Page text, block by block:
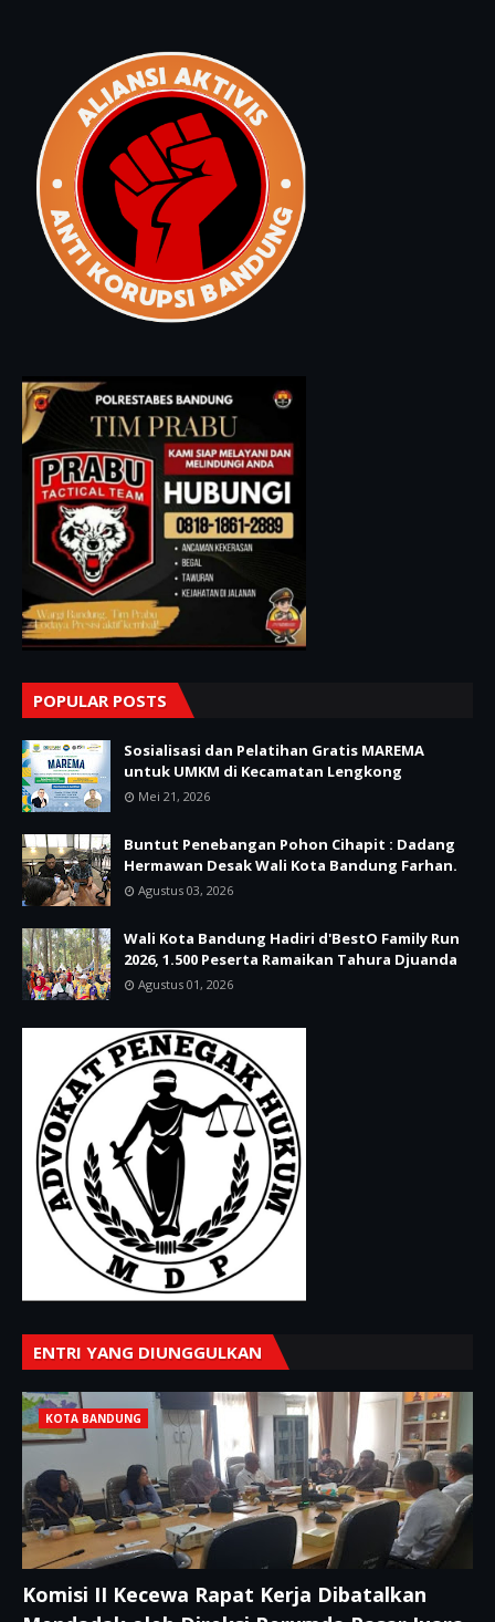
POPULAR POSTS
Sosialisasi dan Pelatihan Gratis MAREMA
untuk UMKM di Kecamatan Lengkong
Mei 21, 2026
Buntut Penebangan Pohon Cihapit : Dadang
Hermawan Desak Wali Kota Bandung Farhan.
Agustus 03, 2026
Wali Kota Bandung Hadiri d'BestO Family Run
2026, 1.500 Peserta Ramaikan Tahura Djuanda
Agustus 01, 2026
ENTRI YANG DIUNGGULKAN
KOTA BANDUNG
Komisi II Kecewa Rapat Kerja Dibatalkan